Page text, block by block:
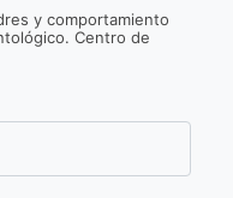
y comportamiento
Centro de